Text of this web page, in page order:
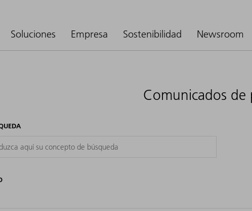
Soluciones Empresa Sostenibilidad Newsroom
Comunicados de